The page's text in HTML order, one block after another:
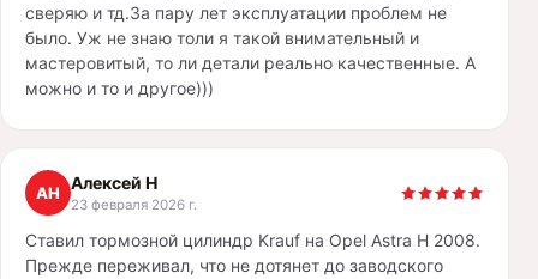
сверяю и тд.За пару лет эксплуатации проблем не
было. Уж не знаю толи я такой внимательный и
мастеровитый, то ли детали реально качественные. А
можно и то и другое)))
АН Алексей Н
23 февраля 2026 г.
Ставил тормозной цилиндр Krauf на Opel Astra H 2008.
Прежде переживал, что не дотянет до заводского